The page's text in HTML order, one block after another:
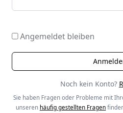
Angemeldet bleiben
Noch kein Konto?
Sie haben Fragen oder Probleme mit
unseren häufig gestellten Fragen